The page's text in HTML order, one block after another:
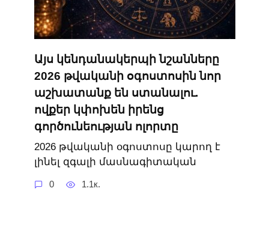
Այս կենդանակերպի նշանները
2026 թվականի օգոստոսին նոր
աշխատանք են ստանալու.
ովքեր կփոխեն իրենց
գործունեության ոլորտը
2026 թվականի օգոստոսը կարող է
լինել զգալի մասնագիտական
0 1.1к.